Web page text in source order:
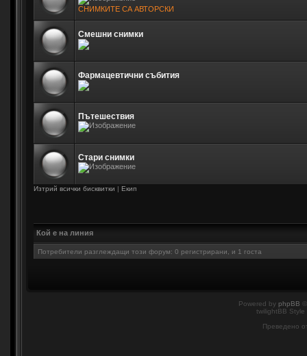
СНИМКИТЕ СА АВТОРСКИ
Смешни снимки
Фармацевтични събития
Пътешествия
Стари снимки
Изтрий всички бисквитки | Екип
Кой е на линия
Потребители разглеждащи този форум: 0 регистрирани, и 1 госта
Powered by phpBB
twilightBB
Преведено